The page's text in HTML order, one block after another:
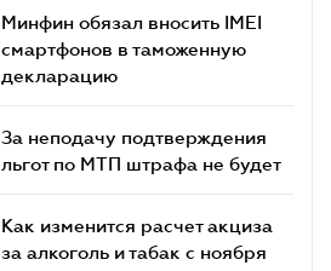
Минфин обязал вносить IMEI
смартфонов в таможенную
декларацию
За неподачу подтверждения
льгот по МТП штрафа не будет
Как изменится расчет акциза
за алкоголь и табак с ноября